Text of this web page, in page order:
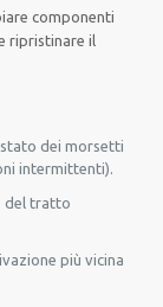
componenti
ripristinare il
dei morsetti
intermittenti).
del tratto
più vicina